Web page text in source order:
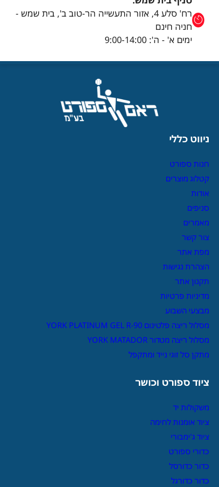
רח' סלע 4, אזור התעשייה הר-טוב ב', בית שמש -
חניה חינם
ימים א' - ה': 9:00-14:00
ניווט כללי
חנות ספורט
קטלוג מוצרים
אודות
סניפים
מאמרים
צור קשר
מפת אתר
הצהרת נגישות
תקנון אתר
מדיניות פרטיות
מבצעי השבוע
מסלול ריצה פלטינום YORK PLATINUM GEL R-90
מסלול ריצה מטדור YORK MATADOR
מתקן סל זוגי נייד ומתקפל
ציוד ספורט וכושר
משקולות יד
ציוד אומנות לחימה
ציוד ג'ימבורי
כדורי ספורט
כדור כדורסל
כדור כדורגל